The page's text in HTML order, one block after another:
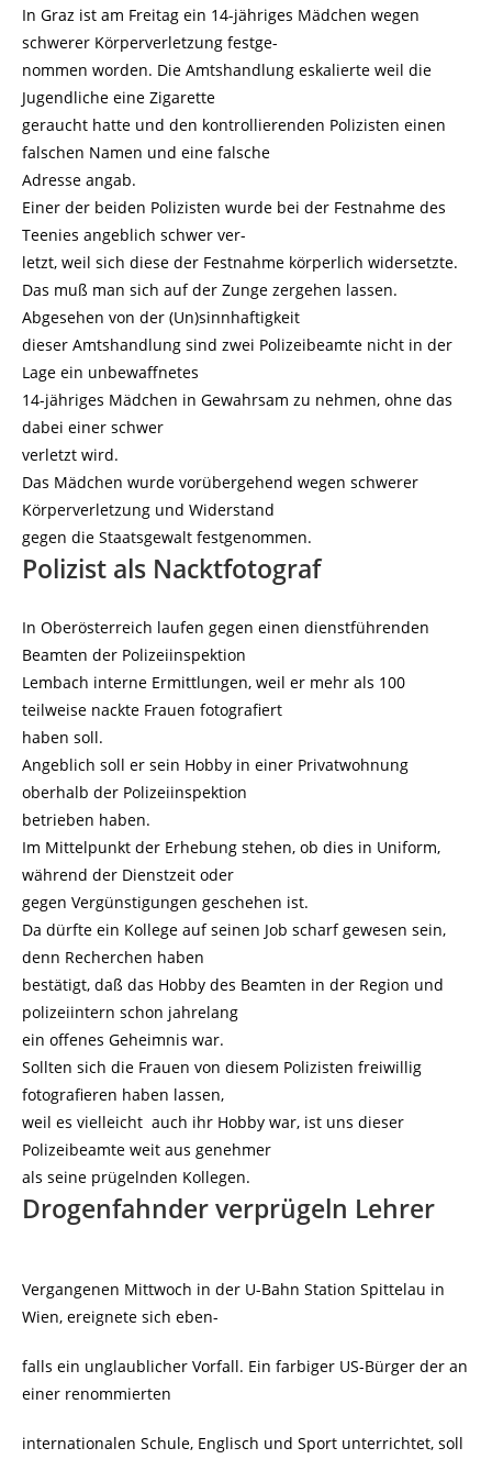
In Graz ist am Freitag ein 14-jähriges Mädchen wegen
schwerer Körperverletzung festge-
nommen worden. Die Amtshandlung eskalierte weil die
Jugendliche eine Zigarette
geraucht hatte und den kontrollierenden Polizisten einen
falschen Namen und eine falsche
Adresse angab.
Einer der beiden Polizisten wurde bei der Festnahme des
Teenies angeblich schwer ver-
letzt, weil sich diese der Festnahme körperlich widersetzte.
Das muß man sich auf der Zunge zergehen lassen.
Abgesehen von der (Un)sinnhaftigkeit
dieser Amtshandlung sind zwei Polizeibeamte nicht in der
Lage ein unbewaffnetes
14-jähriges Mädchen in Gewahrsam zu nehmen, ohne das
dabei einer schwer
verletzt wird.
Das Mädchen wurde vorübergehend wegen schwerer
Körperverletzung und Widerstand
gegen die Staatsgewalt festgenommen.
Polizist als Nacktfotograf
In Oberösterreich laufen gegen einen dienstführenden
Beamten der Polizeiinspektion
Lembach interne Ermittlungen, weil er mehr als 100
teilweise nackte Frauen fotografiert
haben soll.
Angeblich soll er sein Hobby in einer Privatwohnung
oberhalb der Polizeiinspektion
betrieben haben.
Im Mittelpunkt der Erhebung stehen, ob dies in Uniform,
während der Dienstzeit oder
gegen Vergünstigungen geschehen ist.
Da dürfte ein Kollege auf seinen Job scharf gewesen sein,
denn Recherchen haben
bestätigt, daß das Hobby des Beamten in der Region und
polizeiintern schon jahrelang
ein offenes Geheimnis war.
Sollten sich die Frauen von diesem Polizisten freiwillig
fotografieren haben lassen,
weil es vielleicht auch ihr Hobby war, ist uns dieser
Polizeibeamte weit aus genehmer
als seine prügelnden Kollegen.
Drogenfahnder verprügeln Lehrer
Vergangenen Mittwoch in der U-Bahn Station Spittelau in
Wien, ereignete sich eben-
falls ein unglaublicher Vorfall. Ein farbiger US-Bürger der an
einer renommierten
internationalen Schule, Englisch und Sport unterrichtet, soll